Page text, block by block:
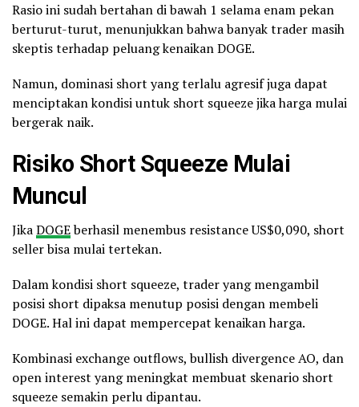
Rasio ini sudah bertahan di bawah 1 selama enam pekan
berturut-turut, menunjukkan bahwa banyak trader masih
skeptis terhadap peluang kenaikan DOGE.
Namun, dominasi short yang terlalu agresif juga dapat
menciptakan kondisi untuk short squeeze jika harga mulai
bergerak naik.
Risiko Short Squeeze Mulai
Muncul
JikaDOGEberhasil menembus resistance US$0,090, short
seller bisa mulai tertekan.
Dalam kondisi short squeeze, trader yang mengambil
posisi short dipaksa menutup posisi dengan membeli
DOGE. Hal ini dapat mempercepat kenaikan harga.
Kombinasi exchange outflows, bullish divergence AO, dan
open interest yang meningkat membuat skenario short
squeeze semakin perlu dipantau.